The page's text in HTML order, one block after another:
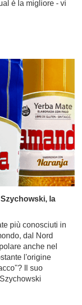
è la migliore - vi
la
più conosciuti in
dal Nord
anche nel
l'origine
Il suo